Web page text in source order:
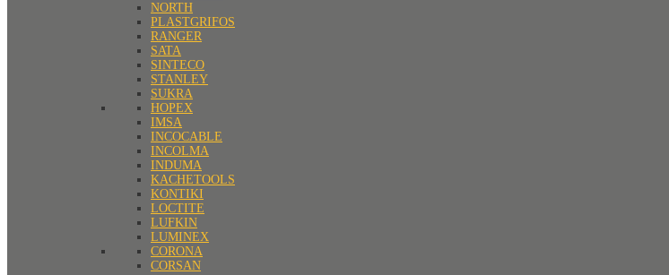
NORTH
PLASTGRIFOS
RANGER
SATA
SINTECO
STANLEY
SUKRA
HOPEX
IMSA
INCOCABLE
INCOLMA
INDUMA
KACHETOOLS
KONTIKI
LOCTITE
LUFKIN
LUMINEX
CORONA
CORSAN